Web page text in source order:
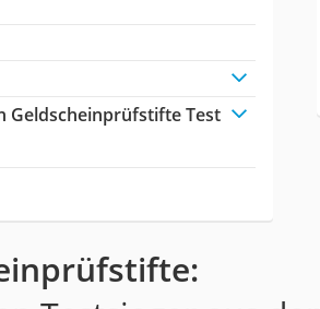
Geldscheinprüfstifte Test